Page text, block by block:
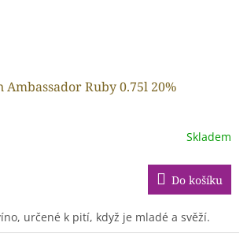
Ambassador Ruby 0.75l 20%
Skladem
Do košíku
určené k pití, když je mladé a svěží.